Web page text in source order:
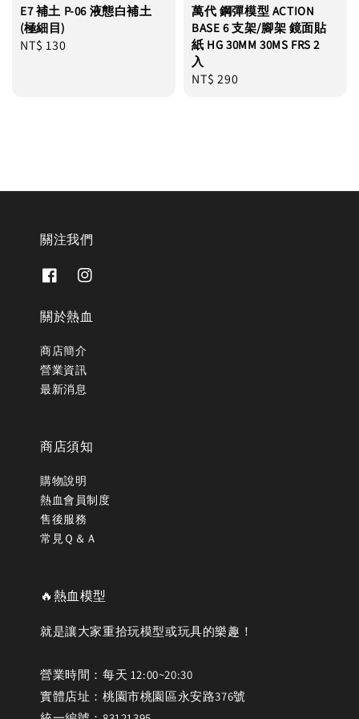
E7 補土 P-06 液態白補土
(極細目)
Regular
NT$ 130
萬代 鋼彈模型 ACTION
BASE 6 支架/腳架 鏡面貼
紙 HG 30MM 30MS FRS 2
入
Regular
NT$ 290
關注我們
關於熱血
商店簡介
營業資訊
最新消息
商店須知
購物說明
熱血會員制度
售後服務
常見Ｑ＆Ａ
🔥熱血模型
就是讓大家重拾玩模型或玩具的樂趣！
營業時間：每天 12:00~20:30
實體店址：桃園市桃園區永安路376號